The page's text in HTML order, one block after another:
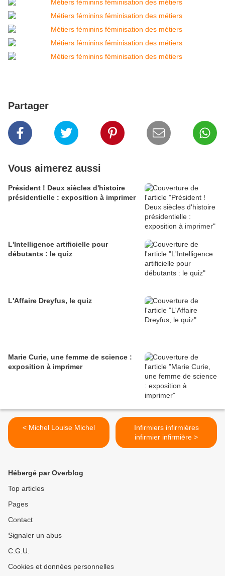
Partager
Vous aimerez aussi
Président ! Deux siècles d'histoire
présidentielle : exposition à imprimer
L'Intelligence artificielle pour
débutants : le quiz
L'Affaire Dreyfus, le quiz
Marie Curie, une femme de science :
exposition à imprimer
< Michel Louise Michel
Infirmiers infirmières
infirmier infirmière >
Hébergé par Overblog
Top articles
Pages
Contact
Signaler un abus
C.G.U.
Cookies et données personnelles